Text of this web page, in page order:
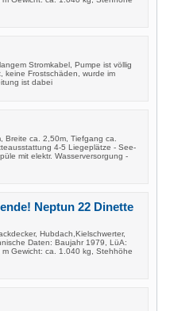
Stromkabel, Pumpe ist völlig
keine Frostschäden, wurde im
ist dabei
Breite ca. 2,50m, Tiefgang ca.
4-5 Liegeplätze - See-
mit elektr. Wasserversorgung -
Neptun 22 Dinette
Hubdach,Kielschwerter,
Daten: Baujahr 1979, LüA:
Gewicht: ca. 1.040 kg, Stehhöhe